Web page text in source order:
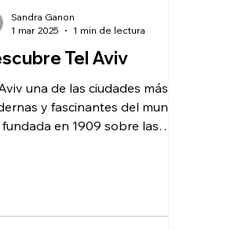
Tel Aviv
una de las ciudades más
y fascinantes del mundo
fundada en 1909 sobre las
Sandra Ganon
1 mar 2025
1 min de lectura